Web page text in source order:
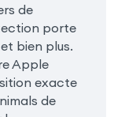
de
porte
bien plus.
Apple
exacte
de